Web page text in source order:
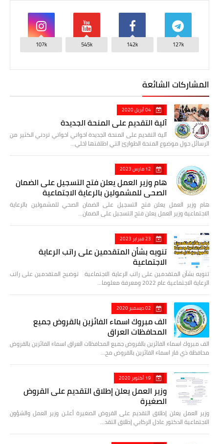
127k
142k
545k
107k
المشاركات الشائعة
04 أبريل 2020
آلية التقديم على المنحة الجديدة
آلية التقديم على المنحة الجديدة اخواني اخواتي تردني الكثير من
الرسائل حول موضوع المنحة الطوارئ التي اطلقتها (خلي…
12 مارس 2023
هام وزير العمل يعلن فتح التسجيل على الضمان
الصحي للمشمولين بالرعاية الاجتماعية
هام وزير العمل يعلن فتح التسجيل على الضمان الصحي للمشمولين بالرعاية
الاجتماعية وزير العمل يعلن فتح التسجيل على الضمان…
23 فبراير 2023
تنويه بشأن المتقدمين على راتب الرعاية
الاجتماعية
تنويه بشأن المتقدمين على راتب الرعاية الاجتماعية توضيح المتقدمين على راتب
الرعاية الاجتماعية عام 2022 ومعرفة معلوما…
02 ديسمبر 2020
الف مبروك اسماء الفائزين بالقروض جميع
المحافظات العراق
الف مبروك اسماء الفائزين بالقروض جميع المحافظات العراق اسماء الفائزين بالقروض
محافظة ذي قار اسماء الفائزين بالقروض مح…
19 أكتوبر 2020
وزير العمل يعلن إطلاق التقديم على القروض
الصغيرة
وزير العمل يعلن إطلاق التقديم على القروض الصغيرة أعلـن وزير العمل والشؤون
الاجتماعية الدكتور عادل الركابي إطلاق التقد…